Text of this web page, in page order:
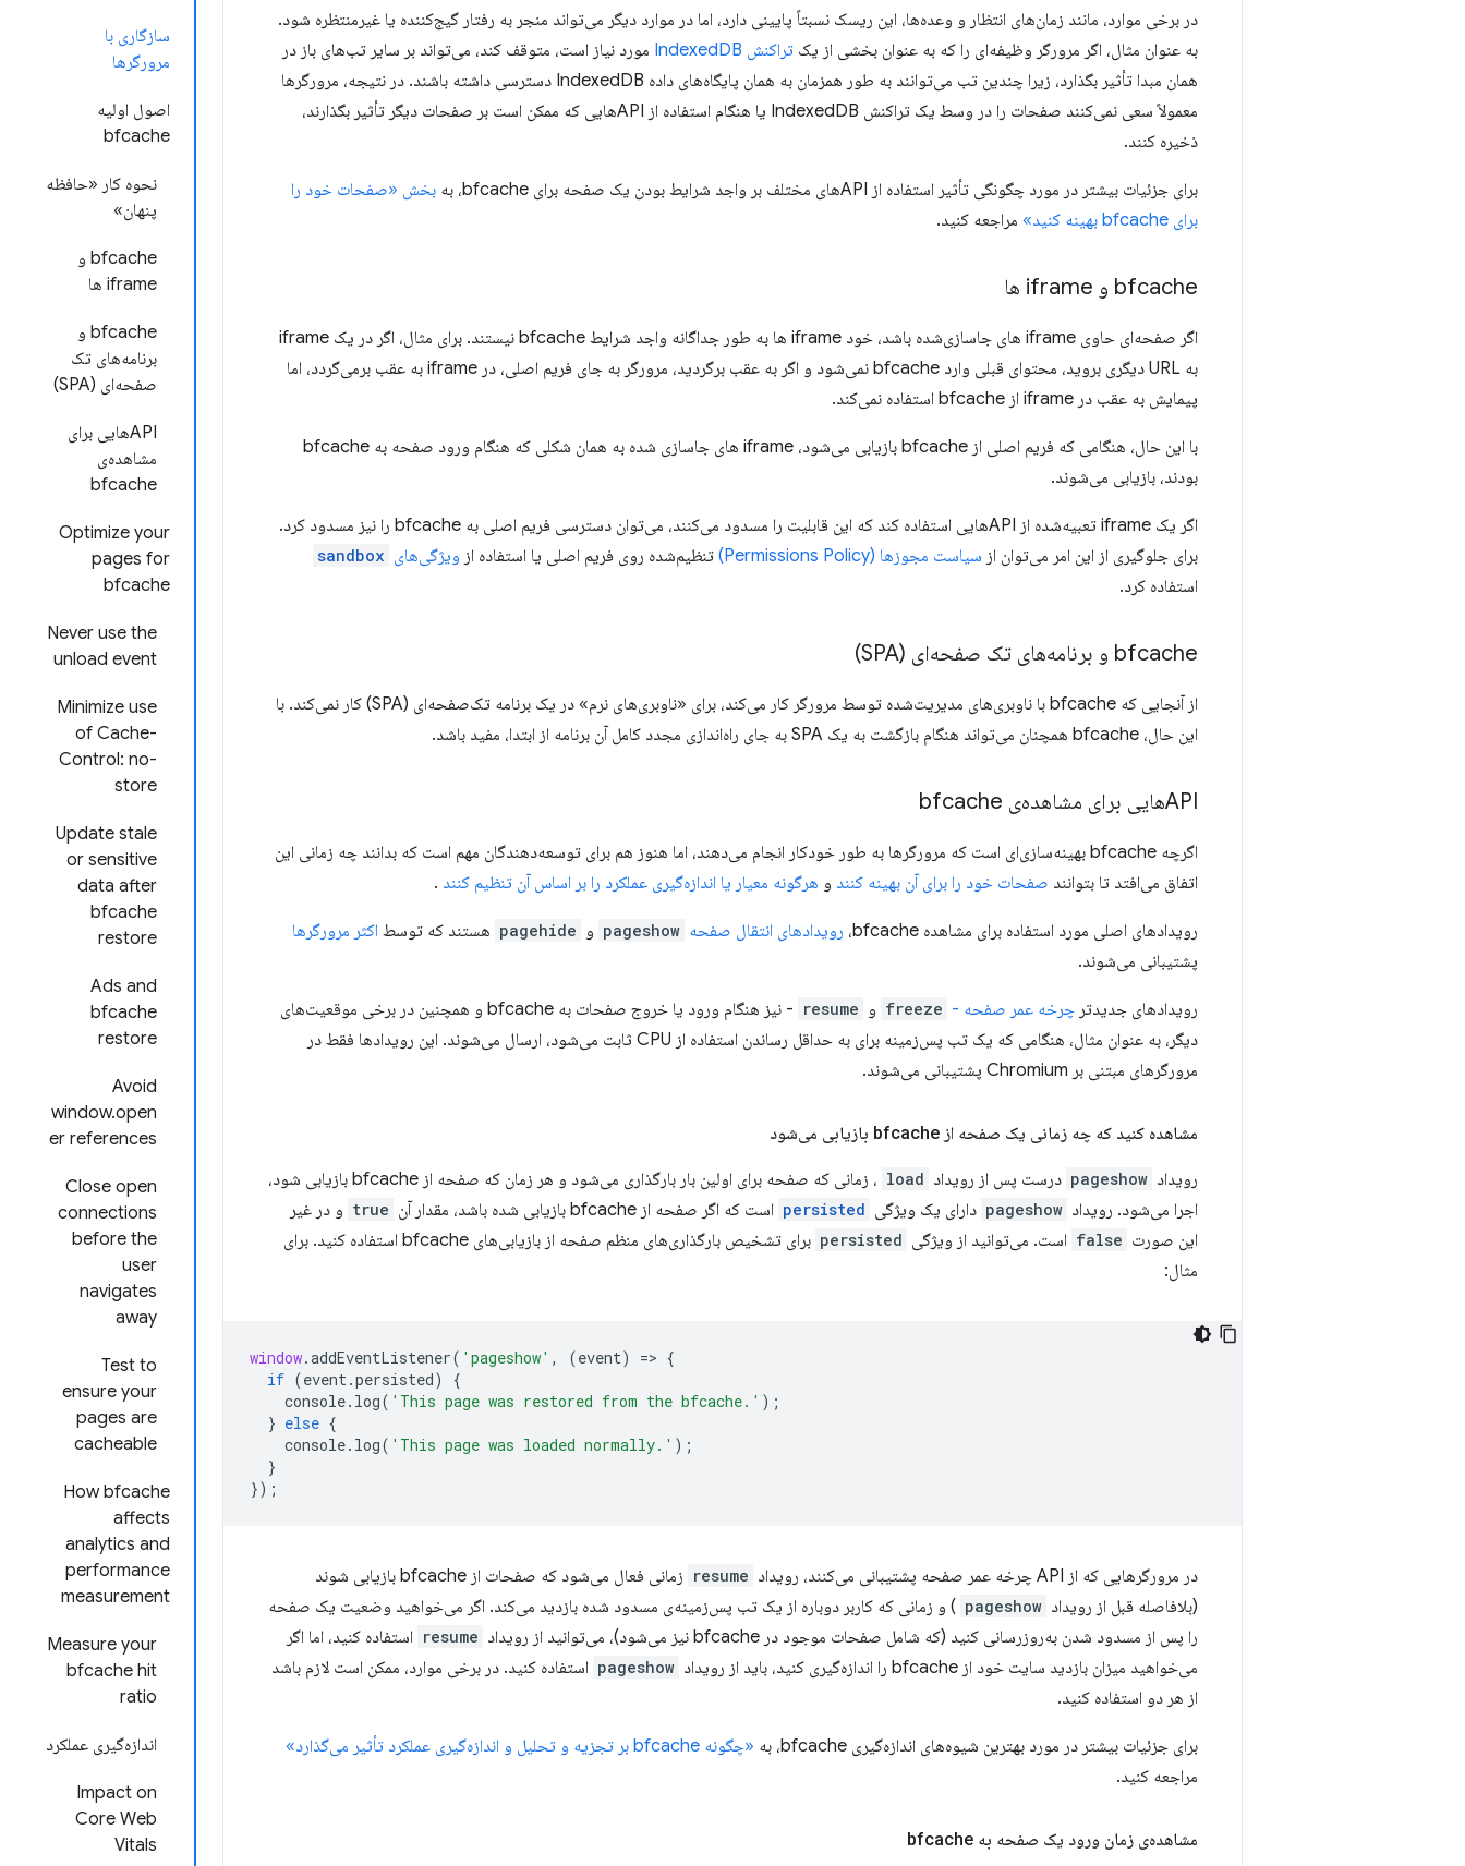
سازگاری با
مرورگرها
اصول اولیه
bfcache
نحوه کار «حافظه
پنهان»
bfcache و
iframe ها
bfcache و
برنامه‌های تک
صفحه‌ای (SPA)
APIهایی برای
مشاهده‌ی
bfcache
Optimize your
pages for
bfcache
Never use the
unload event
Minimize use
of Cache-
Control: no-
store
Update stale
or sensitive
data after
bfcache
restore
Ads and
bfcache
restore
Avoid
window.open
er references
Close open
connections
before the
user
navigates
away
Test to
ensure your
pages are
cacheable
How bfcache
affects
analytics and
performance
measurement
Measure your
bfcache hit
ratio
اندازه‌گیری عملکرد
Impact on
Core Web
Vitals
در برخی موارد، مانند زمان‌های انتظار و وعده‌ها، این ریسک نسبتاً پایینی دارد، اما در موارد دیگر می‌تواند منجر به رفتار گیج‌کننده یا غیرمنتظره شود.
به عنوان مثال، اگر مرورگر وظیفه‌ای را که به عنوان بخشی از یک تراکنش IndexedDB
مورد نیاز است، متوقف کند، می‌تواند بر سایر تب‌های باز در
همان مبدا تأثیر بگذارد، زیرا چندین تب می‌توانند به طور همزمان به همان پایگاه‌های داده IndexedDB دسترسی داشته باشند. در نتیجه، مرورگرها
معمولاً سعی نمی‌کنند صفحات را در وسط یک تراکنش IndexedDB یا هنگام استفاده از APIهایی که ممکن است بر صفحات دیگر تأثیر بگذارند،
ذخیره کنند.
برای جزئیات بیشتر در مورد چگونگی تأثیر استفاده از APIهای مختلف بر واجد شرایط بودن یک صفحه برای bfcache، به
بخش «صفحات خود را
برای bfcache بهینه کنید»
مراجعه کنید.
bfcache و iframe ها
اگر صفحه‌ای حاوی iframe های جاسازی‌شده باشد، خود iframe ها به طور جداگانه واجد شرایط bfcache نیستند. برای مثال، اگر در یک iframe
به URL دیگری بروید، محتوای قبلی وارد bfcache نمی‌شود و اگر به عقب برگردید، مرورگر به جای فریم اصلی، در iframe به عقب برمی‌گردد، اما
پیمایش به عقب در iframe از bfcache استفاده نمی‌کند.
با این حال، هنگامی که فریم اصلی از bfcache بازیابی می‌شود، iframe های جاسازی شده به همان شکلی که هنگام ورود صفحه به bfcache
بودند، بازیابی می‌شوند.
اگر یک iframe تعبیه‌شده از APIهایی استفاده کند که این قابلیت را مسدود می‌کنند، می‌توان دسترسی فریم اصلی به bfcache را نیز مسدود کرد.
برای جلوگیری از این امر می‌توان از سیاست مجوزها (Permissions Policy) تنظیم‌شده روی فریم اصلی یا استفاده از ویژگی‌های sandbox
استفاده کرد.
bfcache و برنامه‌های تک صفحه‌ای (SPA)
از آنجایی که bfcache با ناوبری‌های مدیریت‌شده توسط مرورگر کار می‌کند، برای «ناوبری‌های نرم» در یک برنامه تک‌صفحه‌ای (SPA) کار نمی‌کند. با
این حال، bfcache همچنان می‌تواند هنگام بازگشت به یک SPA به جای راه‌اندازی مجدد کامل آن برنامه از ابتدا، مفید باشد.
APIهایی برای مشاهده‌ی bfcache
اگرچه bfcache بهینه‌سازی‌ای است که مرورگرها به طور خودکار انجام می‌دهند، اما هنوز هم برای توسعه‌دهندگان مهم است که بدانند چه زمانی این
اتفاق می‌افتد تا بتوانند صفحات خود را برای آن بهینه کنند و هرگونه معیار یا اندازه‌گیری عملکرد را بر اساس آن تنظیم کنند .
رویدادهای اصلی مورد استفاده برای مشاهده bfcache، رویدادهای انتقال صفحه pageshow و pagehide هستند که توسط اکثر مرورگرها
پشتیبانی می‌شوند.
رویدادهای جدیدتر چرخه عمر صفحه - freeze و resume
- نیز هنگام ورود یا خروج صفحات به bfcache و همچنین در برخی موقعیت‌های
دیگر، به عنوان مثال، هنگامی که یک تب پس‌زمینه برای به حداقل رساندن استفاده از CPU ثابت می‌شود، ارسال می‌شوند. این رویدادها فقط در
مرورگرهای مبتنی بر Chromium پشتیبانی می‌شوند.
مشاهده کنید که چه زمانی یک صفحه از bfcache بازیابی می‌شود
رویداد pageshow درست پس از رویداد load
، زمانی که صفحه برای اولین بار بارگذاری می‌شود و هر زمان که صفحه از bfcache بازیابی شود،
اجرا می‌شود. رویداد pageshow دارای یک ویژگی persisted است که اگر صفحه از bfcache بازیابی شده باشد، مقدار آن true و در غیر
این صورت false است. می‌توانید از ویژگی persisted
برای تشخیص بارگذاری‌های منظم صفحه از بازیابی‌های bfcache استفاده کنید. برای
مثال:
window.addEventListener( 'pageshow' , (event) => {
if (event.persisted)
{
console. log( 'This page was restored from the bfcache.' );
} else {
console. log( 'This page was loaded normally.' );
}
});
در مرورگرهایی که از API چرخه عمر صفحه پشتیبانی می‌کنند، رویداد resume
زمانی فعال می‌شود که صفحات از bfcache بازیابی شوند
(بلافاصله قبل از رویداد pageshow ) و زمانی که کاربر دوباره از یک تب پس‌زمینه‌ی مسدود شده بازدید می‌کند. اگر می‌خواهید وضعیت یک صفحه
را پس از مسدود شدن به‌روزرسانی کنید (که شامل صفحات موجود در bfcache نیز می‌شود)، می‌توانید از رویداد
resume استفاده کنید، اما اگر
می‌خواهید میزان بازدید سایت خود از bfcache را اندازه‌گیری کنید، باید از رویداد
pageshow استفاده کنید. در برخی موارد، ممکن است لازم باشد
از هر دو استفاده کنید.
برای جزئیات بیشتر در مورد بهترین شیوه‌های اندازه‌گیری bfcache، به
«چگونه bfcache بر تجزیه و تحلیل و اندازه‌گیری عملکرد تأثیر می‌گذارد»
مراجعه کنید.
مشاهده‌ی زمان ورود یک صفحه به bfcache